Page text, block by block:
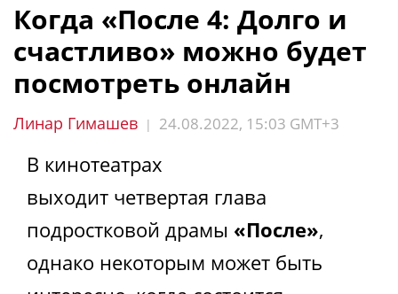
Когда «После 4: Долго и
счастливо» можно будет
посмотреть онлайн
Линар Гимашев | 24.08.2022, 15:03 GMT+3
В кинотеатрах
выходит четвертая глава
подростковой драмы «После»,
однако некоторым может быть